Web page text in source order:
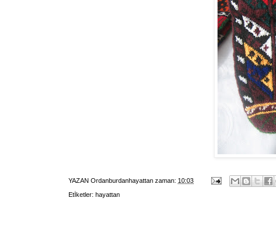
YAZAN Ordanburdanhayattan zaman: 10:03
Etİketler: hayattan